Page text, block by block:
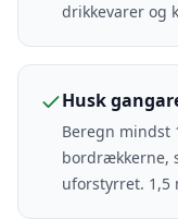
drikkevarer og
Husk
Beregn mindst
bordrækkerne,
uforstyrret. 1,5